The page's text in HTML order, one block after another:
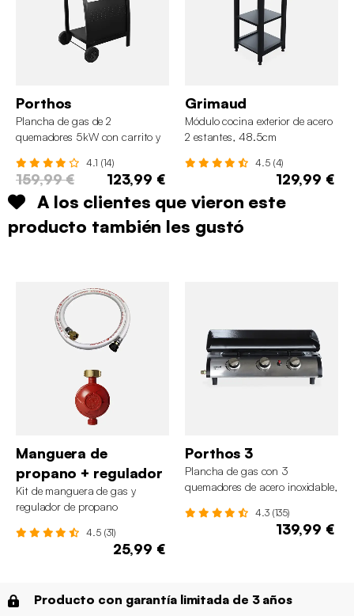
Porthos
Plancha de gas de 2
quemadores 5kW con carrito y
4.1 (14)
159,99 € 123,99 €
Grimaud
Módulo cocina exterior de acero
2 estantes, 48.5cm
4.5 (4)
129,99 €
A los clientes que vieron este
producto también les gustó
Manguera de
propano + regulador
Kit de manguera de gas y
regulador de propano
4.5 (31)
25,99 €
Porthos 3
Plancha de gas con 3
quemadores de acero inoxidable,
4.3 (135)
139,99 €
Producto con garantía limitada de 3 años